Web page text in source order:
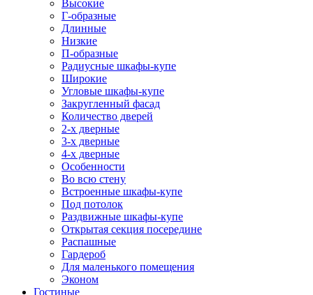
Высокие
Г-образные
Длинные
Низкие
П-образные
Радиусные шкафы-купе
Широкие
Угловые шкафы-купе
Закругленный фасад
Количество дверей
2-х дверные
3-х дверные
4-х дверные
Особенности
Во всю стену
Встроенные шкафы-купе
Под потолок
Раздвижные шкафы-купе
Открытая секция посередине
Распашные
Гардероб
Для маленького помещения
Эконом
Гостиные